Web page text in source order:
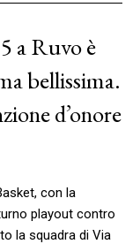
a Ruvo è
bellissima.
d’onore
con la
playout contro
la squadra di Via